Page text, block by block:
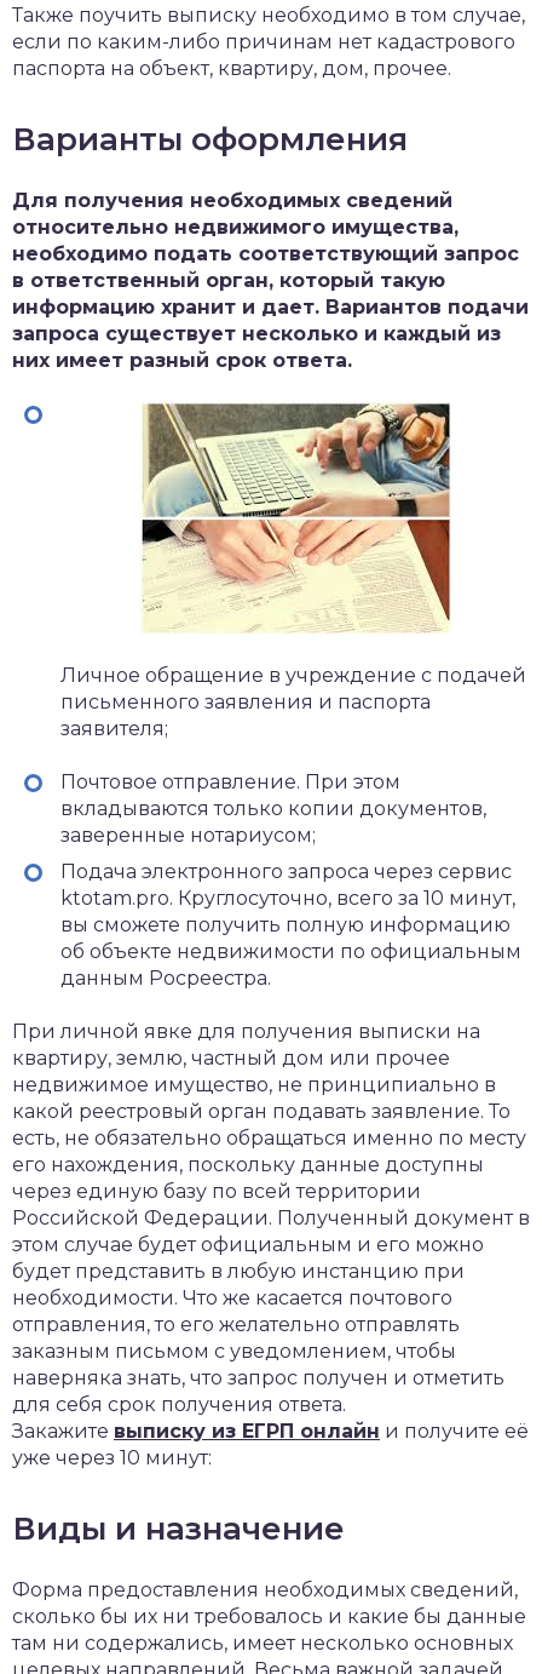
Также поучить выписку необходимо в том случае,
если по каким-либо причинам нет кадастрового
паспорта на объект, квартиру, дом, прочее.
Варианты оформления
Для получения необходимых сведений
относительно недвижимого имущества,
необходимо подать соответствующий запрос
в ответственный орган, который такую
информацию хранит и дает. Вариантов подачи
запроса существует несколько и каждый из
них имеет разный срок ответа.
Личное обращение в учреждение с подачей
письменного заявления и паспорта
заявителя;
Почтовое отправление. При этом
вкладываются только копии документов,
заверенные нотариусом;
Подача электронного запроса через сервис
ktotam.pro. Круглосуточно, всего за 10 минут,
вы сможете получить полную информацию
об объекте недвижимости по официальным
данным Росреестра.
При личной явке для получения выписки на
квартиру, землю, частный дом или прочее
недвижимое имущество, не принципиально в
какой реестровый орган подавать заявление. То
есть, не обязательно обращаться именно по месту
его нахождения, поскольку данные доступны
через единую базу по всей территории
Российской Федерации. Полученный документ в
этом случае будет официальным и его можно
будет представить в любую инстанцию при
необходимости. Что же касается почтового
отправления, то его желательно отправлять
заказным письмом с уведомлением, чтобы
наверняка знать, что запрос получен и отметить
для себя срок получения ответа.
Закажите выписку из ЕГРП онлайн и получите её
уже через 10 минут:
Виды и назначение
Форма предоставления необходимых сведений,
сколько бы их ни требовалось и какие бы данные
там ни содержались, имеет несколько основных